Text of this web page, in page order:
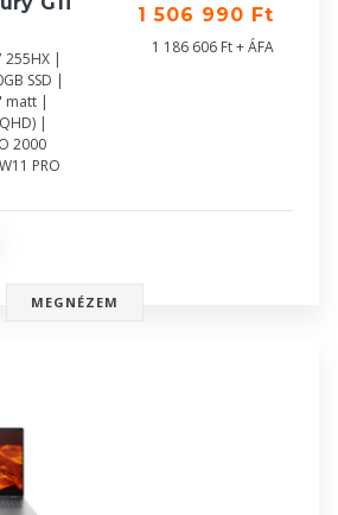
255HX |
SSD |
matt |
|
2000
PRO
1 506 990 Ft
1 186 606 Ft + ÁFA
MEGNÉZEM